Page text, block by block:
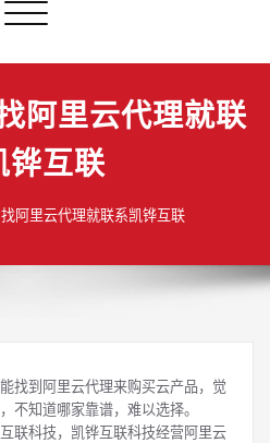
切
导
阿里云代理就联
铧互联
阿里云代理就联系凯铧互联
找到阿里云代理来购买云产品，觉
不知道哪家靠谱，难以选择。
科技，凯铧互联科技经营阿里云